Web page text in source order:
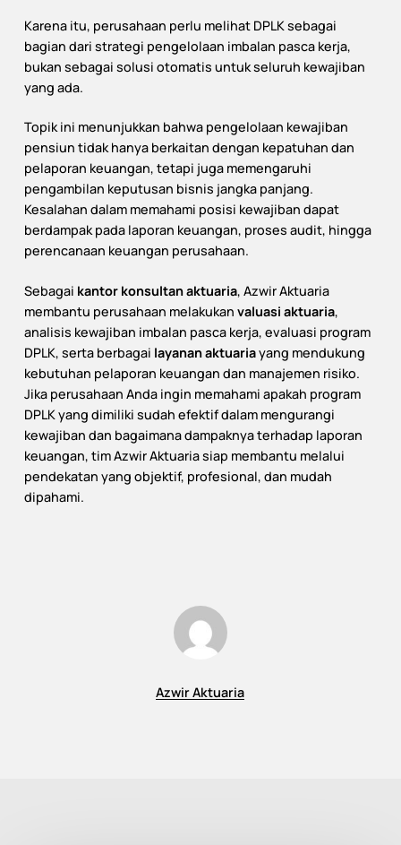
Karena itu, perusahaan perlu melihat DPLK sebagai
bagian dari strategi pengelolaan imbalan pasca kerja,
bukan sebagai solusi otomatis untuk seluruh kewajiban
yang ada.
Topik ini menunjukkan bahwa pengelolaan kewajiban
pensiun tidak hanya berkaitan dengan kepatuhan dan
pelaporan keuangan, tetapi juga memengaruhi
pengambilan keputusan bisnis jangka panjang.
Kesalahan dalam memahami posisi kewajiban dapat
berdampak pada laporan keuangan, proses audit, hingga
perencanaan keuangan perusahaan.
Sebagai kantor konsultan aktuaria, Azwir Aktuaria
membantu perusahaan melakukan valuasi aktuaria,
analisis kewajiban imbalan pasca kerja, evaluasi program
DPLK, serta berbagai layanan aktuariayang mendukung
kebutuhan pelaporan keuangan dan manajemen risiko.
Jika perusahaan Anda ingin memahami apakah program
DPLK yang dimiliki sudah efektif dalam mengurangi
kewajiban dan bagaimana dampaknya terhadap laporan
keuangan, tim Azwir Aktuaria siap membantu melalui
pendekatan yang objektif, profesional, dan mudah
dipahami.
Azwir Aktuaria